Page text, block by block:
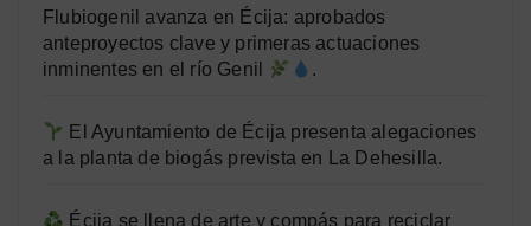
Flubiogenil avanza en Écija: aprobados
anteproyectos clave y primeras actuaciones
inminentes en el río Genil
.
El Ayuntamiento de Écija presenta alegaciones
a la planta de biogás prevista en La Dehesilla.
Écija se llena de arte y compás para reciclar